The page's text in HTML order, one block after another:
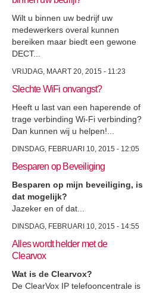
Wilt u binnen uw bedrijf uw
medewerkers overal kunnen
bereiken maar biedt een gewone
DECT...
VRIJDAG, MAART 20, 2015 - 11:23
Slechte WiFi onvangst?
Heeft u last van een haperende of
trage verbinding Wi-Fi verbinding?
Dan kunnen wij u helpen!...
DINSDAG, FEBRUARI 10, 2015 - 12:05
Besparen op Beveiliging
Besparen op mijn beveiliging, is
dat mogelijk?
Jazeker en of dat...
DINSDAG, FEBRUARI 10, 2015 - 14:55
Alles wordt helder met de
Clearvox
Wat is de Clearvox?
De ClearVox IP telefooncentrale is